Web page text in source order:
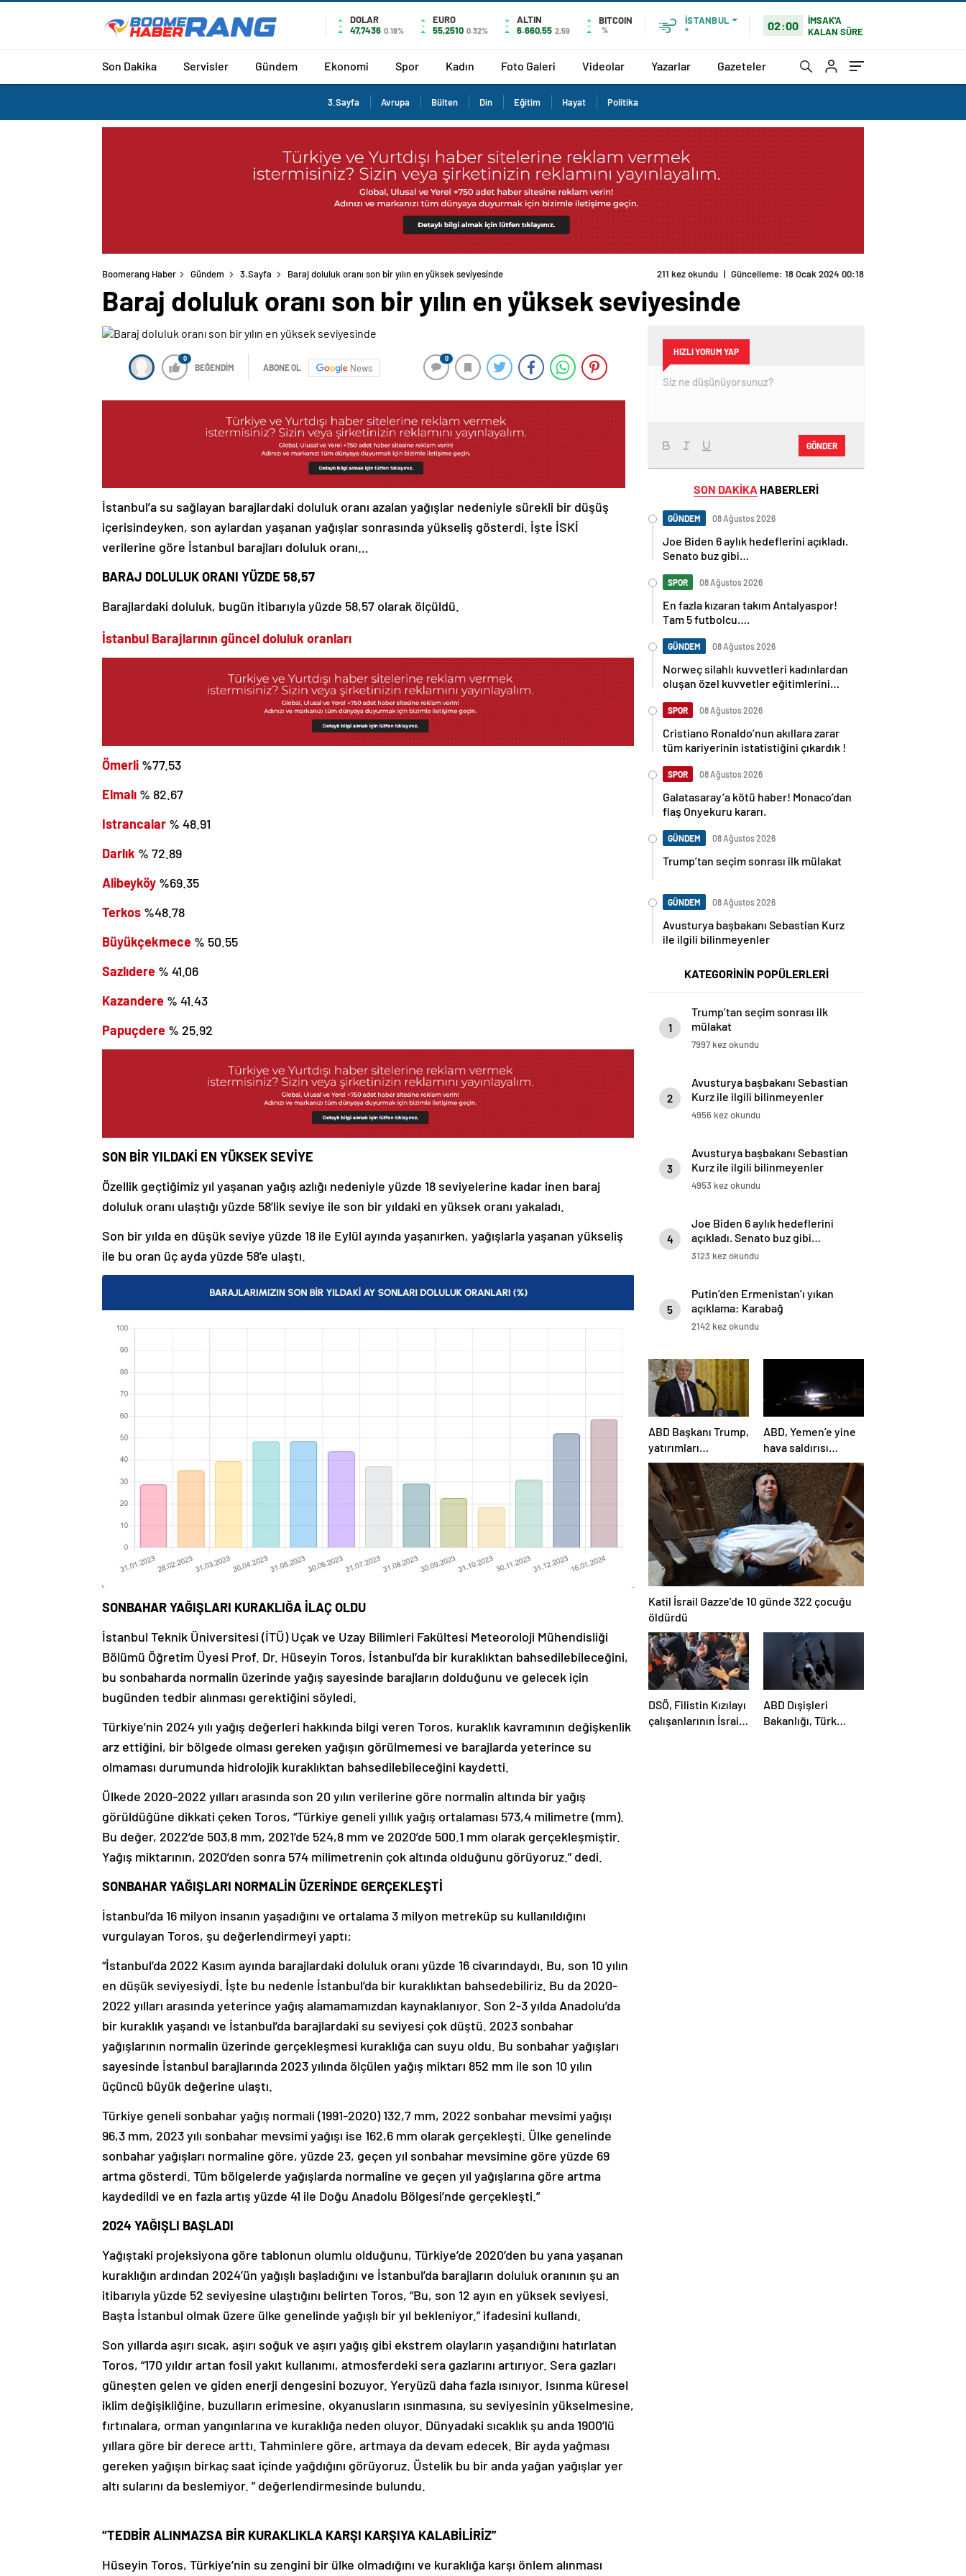
DOLAR
47,7436 0.18%
EURO
55,2510 0.32%
ALTIN
6.660,55 2,59
BITCOIN
%
İSTANBUL
°
02:00
İMSAK'A
KALAN SÜRE
Son Dakika Servisler Gündem Ekonomi Spor Kadın Foto Galeri Videolar Yazarlar Gazeteler
3.Sayfa Avrupa Bülten Din Eğitim Hayat Politika
Boomerang Haber Gündem 3.Sayfa Baraj doluluk oranı son bir yılın en yüksek seviyesinde 211 kez okundu | Güncelleme: 18 Ocak 2024 00:18
Baraj doluluk oranı son bir yılın en yüksek seviyesinde
0
BEĞENDİM ABONE OL News
0
İstanbul’a su sağlayan barajlardaki doluluk oranı azalan yağışlar nedeniyle sürekli bir düşüş
içerisindeyken, son aylardan yaşanan yağışlar sonrasında yükseliş gösterdi. İşte İSKİ
verilerine göre İstanbul barajları doluluk oranı…
BARAJ DOLULUK ORANI YÜZDE 58,57
Barajlardaki doluluk, bugün itibarıyla yüzde 58,57 olarak ölçüldü.
İstanbul Barajlarının güncel doluluk oranları
Ömerli %77.53
Elmalı % 82.67
Istrancalar % 48.91
Darlık % 72.89
Alibeyköy %69.35
Terkos %48.78
Büyükçekmece % 50.55
Sazlıdere % 41.06
Kazandere % 41.43
Papuçdere % 25.92
SON BİR YILDAKİ EN YÜKSEK SEVİYE
Özellik geçtiğimiz yıl yaşanan yağış azlığı nedeniyle yüzde 18 seviyelerine kadar inen baraj
doluluk oranı ulaştığı yüzde 58’lik seviye ile son bir yıldaki en yüksek oranı yakaladı.
Son bir yılda en düşük seviye yüzde 18 ile Eylül ayında yaşanırken, yağışlarla yaşanan yükseliş
ile bu oran üç ayda yüzde 58’e ulaştı.
SONBAHAR YAĞIŞLARI KURAKLIĞA İLAÇ OLDU
İstanbul Teknik Üniversitesi (İTÜ) Uçak ve Uzay Bilimleri Fakültesi Meteoroloji Mühendisliği
Bölümü Öğretim Üyesi Prof. Dr. Hüseyin Toros, İstanbul’da bir kuraklıktan bahsedilebileceğini,
bu sonbaharda normalin üzerinde yağış sayesinde barajların dolduğunu ve gelecek için
bugünden tedbir alınması gerektiğini söyledi.
Türkiye’nin 2024 yılı yağış değerleri hakkında bilgi veren Toros, kuraklık kavramının değişkenlik
arz ettiğini, bir bölgede olması gereken yağışın görülmemesi ve barajlarda yeterince su
olmaması durumunda hidrolojik kuraklıktan bahsedilebileceğini kaydetti.
Ülkede 2020-2022 yılları arasında son 20 yılın verilerine göre normalin altında bir yağış
görüldüğüne dikkati çeken Toros, “Türkiye geneli yıllık yağış ortalaması 573,4 milimetre (mm).
Bu değer, 2022’de 503,8 mm, 2021’de 524,8 mm ve 2020’de 500.1 mm olarak gerçekleşmiştir.
Yağış miktarının, 2020’den sonra 574 milimetrenin çok altında olduğunu görüyoruz.” dedi.
SONBAHAR YAĞIŞLARI NORMALİN ÜZERİNDE GERÇEKLEŞTİ
İstanbul’da 16 milyon insanın yaşadığını ve ortalama 3 milyon metreküp su kullanıldığını
vurgulayan Toros, şu değerlendirmeyi yaptı:
“İstanbul’da 2022 Kasım ayında barajlardaki doluluk oranı yüzde 16 civarındaydı. Bu, son 10 yılın
en düşük seviyesiydi. İşte bu nedenle İstanbul’da bir kuraklıktan bahsedebiliriz. Bu da 2020-
2022 yılları arasında yeterince yağış alamamamızdan kaynaklanıyor. Son 2-3 yılda Anadolu’da
bir kuraklık yaşandı ve İstanbul’da barajlardaki su seviyesi çok düştü. 2023 sonbahar
yağışlarının normalin üzerinde gerçekleşmesi kuraklığa can suyu oldu. Bu sonbahar yağışları
sayesinde İstanbul barajlarında 2023 yılında ölçülen yağış miktarı 852 mm ile son 10 yılın
üçüncü büyük değerine ulaştı.
Türkiye geneli sonbahar yağış normali (1991-2020) 132,7 mm, 2022 sonbahar mevsimi yağışı
96,3 mm, 2023 yılı sonbahar mevsimi yağışı ise 162,6 mm olarak gerçekleşti. Ülke genelinde
sonbahar yağışları normaline göre, yüzde 23, geçen yıl sonbahar mevsimine göre yüzde 69
artma gösterdi. Tüm bölgelerde yağışlarda normaline ve geçen yıl yağışlarına göre artma
kaydedildi ve en fazla artış yüzde 41 ile Doğu Anadolu Bölgesi’nde gerçekleşti.”
2024 YAĞIŞLI BAŞLADI
Yağıştaki projeksiyona göre tablonun olumlu olduğunu, Türkiye’de 2020’den bu yana yaşanan
kuraklığın ardından 2024’ün yağışlı başladığını ve İstanbul’da barajların doluluk oranının şu an
itibarıyla yüzde 52 seviyesine ulaştığını belirten Toros, “Bu, son 12 ayın en yüksek seviyesi.
Başta İstanbul olmak üzere ülke genelinde yağışlı bir yıl bekleniyor.” ifadesini kullandı.
Son yıllarda aşırı sıcak, aşırı soğuk ve aşırı yağış gibi ekstrem olayların yaşandığını hatırlatan
Toros, “170 yıldır artan fosil yakıt kullanımı, atmosferdeki sera gazlarını artırıyor. Sera gazları
güneşten gelen ve giden enerji dengesini bozuyor. Yeryüzü daha fazla ısınıyor. Isınma küresel
iklim değişikliğine, buzulların erimesine, okyanusların ısınmasına, su seviyesinin yükselmesine,
fırtınalara, orman yangınlarına ve kuraklığa neden oluyor. Dünyadaki sıcaklık şu anda 1900’lü
yıllara göre bir derece arttı. Tahminlere göre, artmaya da devam edecek. Bir ayda yağması
gereken yağışın birkaç saat içinde yağdığını görüyoruz. Üstelik bu bir anda yağan yağışlar yer
altı sularını da beslemiyor. ” değerlendirmesinde bulundu.
“TEDBİR ALINMAZSA BİR KURAKLIKLA KARŞI KARŞIYA KALABİLİRİZ”
Hüseyin Toros, Türkiye’nin su zengini bir ülke olmadığını ve kuraklığa karşı önlem alınması
HIZLI YORUM YAP
GÖNDER
SON DAKİKA HABERLERİ
GÜNDEM 08 Ağustos 2026
Joe Biden 6 aylık hedeflerini açıkladı.
Senato buz gibi…
SPOR 08 Ağustos 2026
En fazla kızaran takım Antalyaspor!
Tam 5 futbolcu….
GÜNDEM 08 Ağustos 2026
Norweç silahlı kuvvetleri kadınlardan
oluşan özel kuvvetler eğitimlerini
SPOR 08 Ağustos 2026
Cristiano Ronaldo’nun akıllara zarar
tüm kariyerinin istatistiğini çıkardık !
SPOR 08 Ağustos 2026
Galatasaray’a kötü haber! Monaco’dan
flaş Onyekuru kararı.
GÜNDEM 08 Ağustos 2026
Trump’tan seçim sonrası ilk mülakat
GÜNDEM 08 Ağustos 2026
Avusturya başbakanı Sebastian Kurz
ile ilgili bilinmeyenler
KATEGORİNİN POPÜLERLERİ
1
Trump’tan seçim sonrası ilk
mülakat
7997 kez okundu
2
Avusturya başbakanı Sebastian
Kurz ile ilgili bilinmeyenler
4956 kez okundu
3
Avusturya başbakanı Sebastian
Kurz ile ilgili bilinmeyenler
4953 kez okundu
4
Joe Biden 6 aylık hedeflerini
açıkladı. Senato buz gibi…
3123 kez okundu
5
Putin’den Ermenistan’ı yıkan
açıklama: Karabağ
Azerbaycan’ın ayrılmaz bir
2142 kez okundu
ABD Başkanı Trump,
yatırımları
hızlandırmak için
yeni bir ofis kuruyor
ABD, Yemen’e yine
hava saldırısı
düzenledi
Katil İsrail Gazze’de 10 günde 322 çocuğu
öldürdü
DSÖ, Filistin Kızılayı
çalışanlarının İsrail
ABD Dışişleri
Bakanlığı, Türk